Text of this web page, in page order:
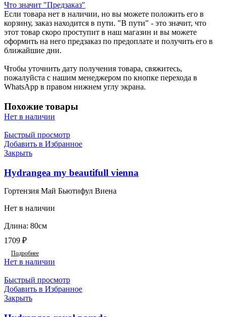
Что значит "Предзаказ"
Если товара нет в наличии, но вы можете положить его в
корзину, заказ находится в пути. "В пути" - это значит, что
этот товар скоро проступит в наш магазин и вы можете
оформить на него предзаказ по предоплате и получить его в
ближайшие дни.
Чтобы уточнить дату получения товара, свяжитесь,
пожалуйста с нашим менеджером по кнопке перехода в
WhatsApp в правом нижнем углу экрана.
Похожие товары
Нет в наличии
Быстрый просмотр
Добавить в Избранное
Закрыть
Hydrangea my beautifull vienna
Гортензия Май Бьютифул Виена
Нет в наличии
Длина: 80см
1709 ₽
Подробнее
Нет в наличии
Быстрый просмотр
Добавить в Избранное
Закрыть